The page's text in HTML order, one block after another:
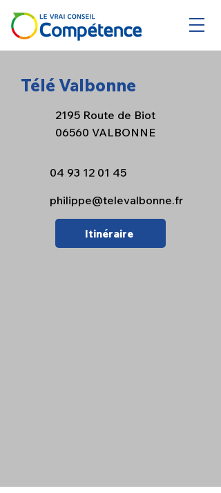
Télé Valbonne
2195 Route de Biot
06560 VALBONNE
04 93 12 01 45
philippe@televalbonne.fr
Itinéraire